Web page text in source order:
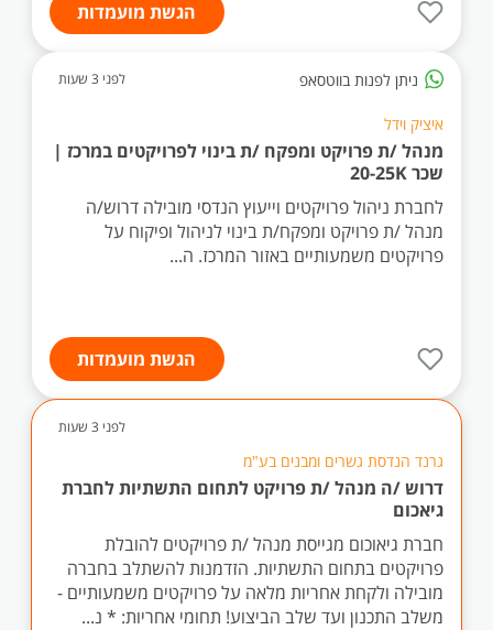
הגשת מועמדות
ניתן לפנות בווטסאפ לפני 3 שעות
איציק וידל
מנהל /ת פרויקט ומפקח /ת בינוי לפרויקטים במרכז |
שכר 20-25K
לחברת ניהול פרויקטים וייעוץ הנדסי מובילה דרוש/ה
מנהל /ת פרויקט ומפקח/ת בינוי לניהול ופיקוח על
פרויקטים משמעותיים באזור המרכז. ה...
הגשת מועמדות
לפני 3 שעות
גרנד הנדסת גשרים ומבנים בע"מ
דרוש /ה מנהל /ת פרויקט לתחום התשתיות לחברת
גיאכום
חברת גיאוכום מגייסת מנהל /ת פרויקטים להובלת
פרויקטים בתחום התשתיות. הזדמנות להשתלב בחברה
מובילה ולקחת אחריות מלאה על פרויקטים משמעותיים -
משלב התכנון ועד שלב הביצוע! תחומי אחריות: * נ...